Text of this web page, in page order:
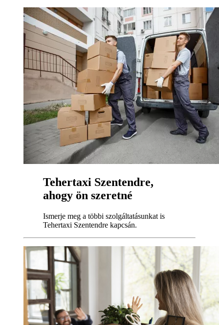
Tehertaxi Szentendre,
ahogy ön szeretné
Ismerje meg a többi szolgáltatásunkat is
Tehertaxi Szentendre kapcsán.